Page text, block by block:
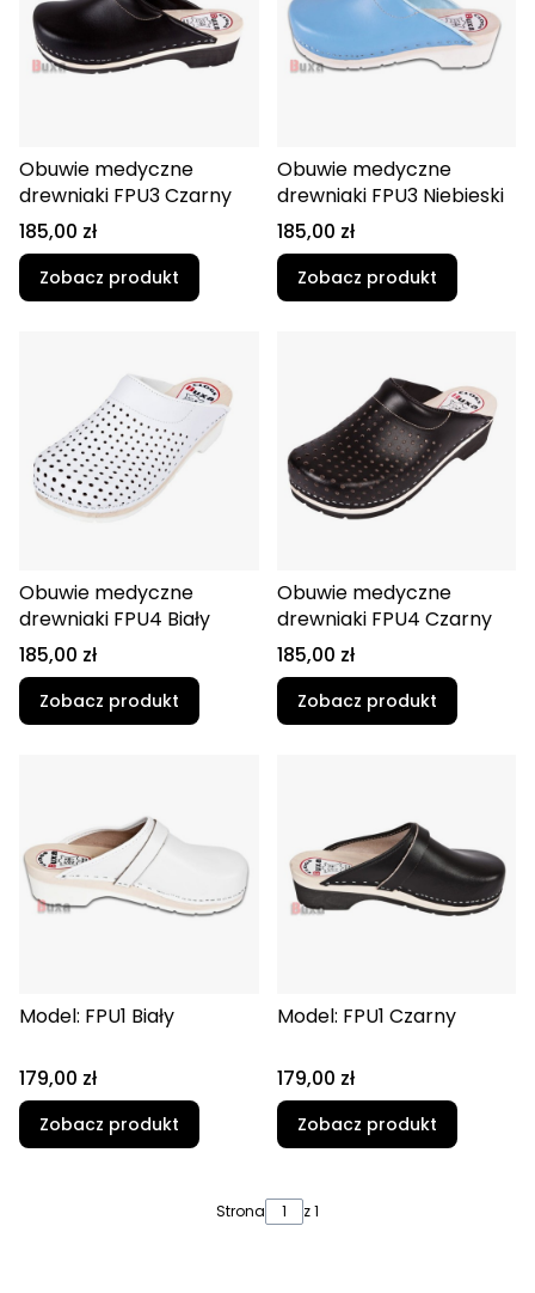
Obuwie medyczne
drewniaki FPU3 Czarny
Cena
185,00 zł
Zobacz produkt
Obuwie medyczne
drewniaki FPU3 Niebieski
Cena
185,00 zł
Zobacz produkt
Obuwie medyczne
drewniaki FPU4 Biały
Cena
185,00 zł
Zobacz produkt
Obuwie medyczne
drewniaki FPU4 Czarny
Cena
185,00 zł
Zobacz produkt
Model: FPU1 Biały
Cena
179,00 zł
Zobacz produkt
Model: FPU1 Czarny
Cena
179,00 zł
Zobacz produkt
Strona z 1